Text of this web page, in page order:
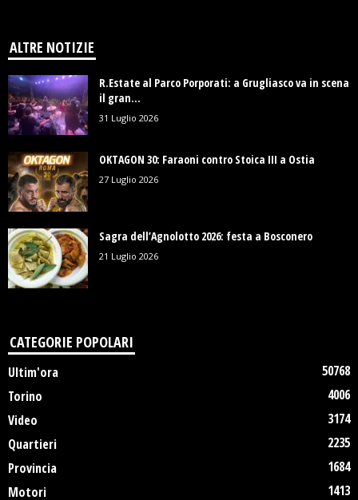
ALTRE NOTIZIE
R.Estate al Parco Porporati: a Grugliasco va in scena
il gran...
31 Luglio 2026
OKTAGON 30: Faraoni contro Stoica III a Ostia
27 Luglio 2026
Sagra dell’Agnolotto 2026: festa a Bosconero
21 Luglio 2026
CATEGORIE POPOLARI
Ultim'ora
50768
Torino
4006
Video
3174
Quartieri
2235
Provincia
1684
Motori
1413